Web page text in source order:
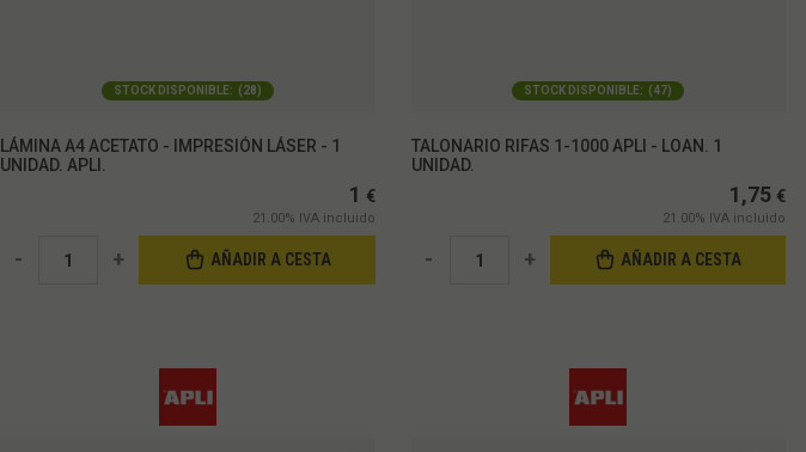
STOCK DISPONIBLE: (28)
LÁMINA A4 ACETATO - IMPRESIÓN LÁSER - 1
UNIDAD. APLI.
1 €
21.00% IVA incluido
- + AÑADIR A CESTA
STOCK DISPONIBLE: (47)
TALONARIO RIFAS 1-1000 APLI - LOAN. 1
UNIDAD.
1,75 €
21.00% IVA incluido
- + AÑADIR A CESTA